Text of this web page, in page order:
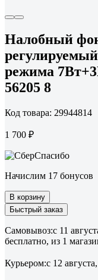
Налобный
режима
56205 8
Код товара: 29944814
1 700 ₽
Начислим 17 бонусов
В корзину
Быстрый заказ
Самовывоз:c 11
бесплатно, из 1
Курьером:c 12 августа,